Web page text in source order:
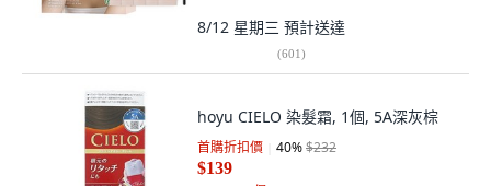
8/12 星期三 預計送達
(601)
hoyu CIELO 染髮霜, 1個, 5A深灰棕
首購折扣價 40%$232
$139